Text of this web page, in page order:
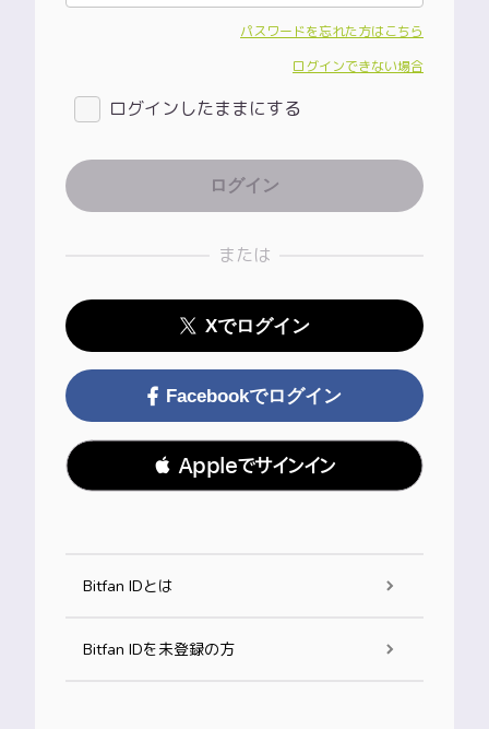
パスワードを忘れた方はこちら
ログインできない場合
ログインしたままにする
または
Xでログイン
Facebookでログイン
 Appleでサインイン
Bitfan IDとは
Bitfan IDを未登録の方